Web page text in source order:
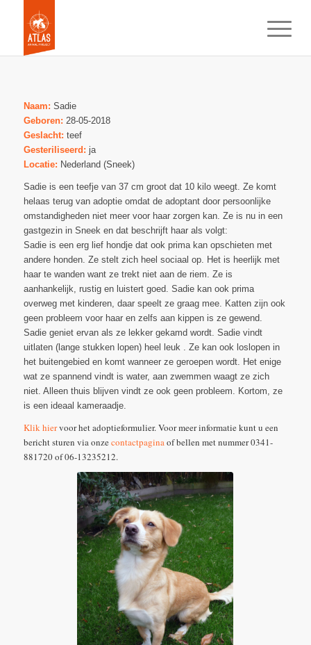
Naam: Sadie
Geboren: 28-05-2018
Geslacht: teef
Gesteriliseerd: ja
Locatie: Nederland (Sneek)
Sadie is een teefje van 37 cm groot dat 10 kilo weegt. Ze komt
helaas terug van adoptie omdat de adoptant door persoonlijke
omstandigheden niet meer voor haar zorgen kan. Ze is nu in een
gastgezin in Sneek en dat beschrijft haar als volgt:
Sadie is een erg lief hondje dat ook prima kan opschieten met
andere honden. Ze stelt zich heel sociaal op. Het is heerlijk met
haar te wanden want ze trekt niet aan de riem. Ze is
aanhankelijk, rustig en luistert goed. Sadie kan ook prima
overweg met kinderen, daar speelt ze graag mee. Katten zijn ook
geen probleem voor haar en zelfs aan kippen is ze gewend.
Sadie geniet ervan als ze lekker gekamd wordt. Sadie vindt
uitlaten (lange stukken lopen) heel leuk . Ze kan ook loslopen in
het buitengebied en komt wanneer ze geroepen wordt. Het enige
wat ze spannend vindt is water, aan zwemmen waagt ze zich
niet. Alleen thuis blijven vindt ze ook geen probleem. Kortom, ze
is een ideaal kameraadje.
Klik hiervoor het adoptieformulier. Voor meer informatie kunt u een
bericht sturen via onzecontactpaginaof bellen met nummer 0341-
881720 of 06-13235212.